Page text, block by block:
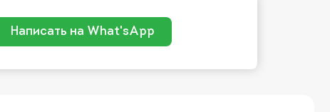
Написать на What'sApp